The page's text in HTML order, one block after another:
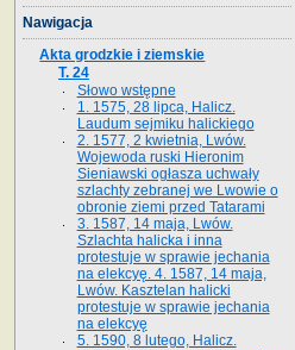
Nawigacja
Akta grodzkie i ziemskie
T. 24
Słowo wstępne
1. 1575, 28 lipca, Halicz.
Laudum sejmiku halickiego
2. 1577, 2 kwietnia, Lwów.
Wojewoda ruski Hieronim
Sieniawski ogłasza uchwały
szlachty zebranej we Lwowie o
obronie ziemi przed Tatarami
3. 1587, 14 maja, Lwów.
Szlachta halicka i inna
protestuje w sprawie jechania
na elekcyę. 4. 1587, 14 maja,
Lwów. Kasztelan halicki
protestuje w sprawie jechania
na elekcyę
5. 1590, 8 lutego, Halicz.